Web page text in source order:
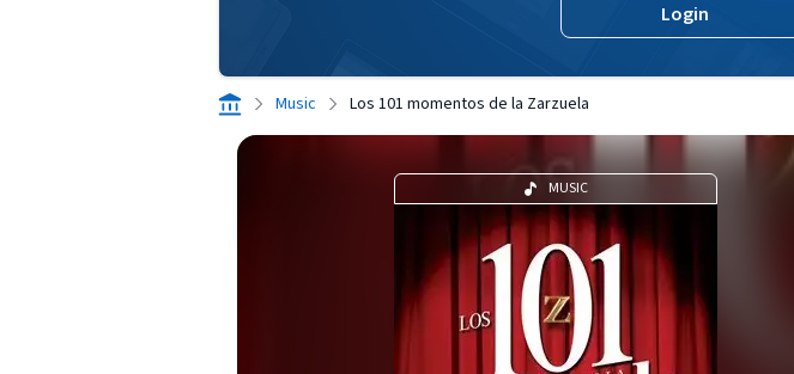
Login
Music Los 101 momentos de la Zarzuela
MUSIC